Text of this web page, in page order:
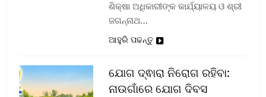
ଶିକ୍ଷା ଅଧିକାରୀଙ୍କ କାର୍ଯ୍ୟାଳୟ ଓ ଶ୍ରୀ
ଜଗନ୍ନାଥ…
ଆହୁରି ପଢନ୍ତୁ
ଯୋଗ ଦ୍ଵାରା ନିରୋଗ ରହିବା:
ନାଉଗାଁରେ ଯୋଗ ଦିବସ